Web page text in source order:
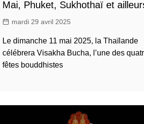
Mai, Phuket, Sukhothaï et
mardi 29 avril 2025
Le dimanche 11 mai 2025, la Thaïlande
célébrera Visakha Bucha, l’une des
fêtes bouddhistes